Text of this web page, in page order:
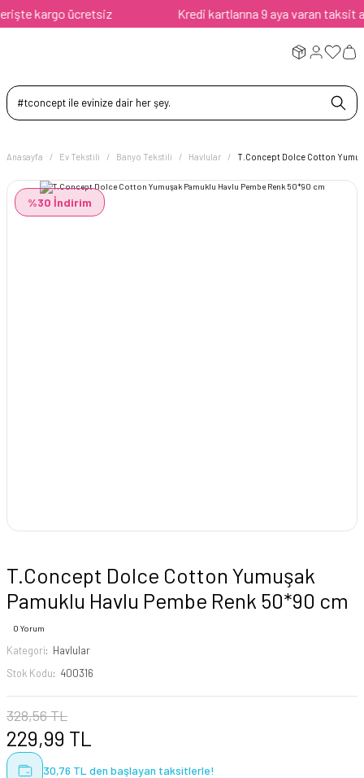
kargo ücretsiz Kredi kartlarına 9 aya varan taksit
Anasayfa Ev Tekstili Banyo Tekstili Havlular T.Concept Dolce Cotton
%30 İndirim
T.Concept Dolce Cotton Yumuşak
Pamuklu Havlu Pembe Renk 50*90 cm
0 Yorum
Kategori
Havlular
Stok Kodu
400316
328,56 TL
229,99 TL
30,76 TL den başlayan taksitlerle!